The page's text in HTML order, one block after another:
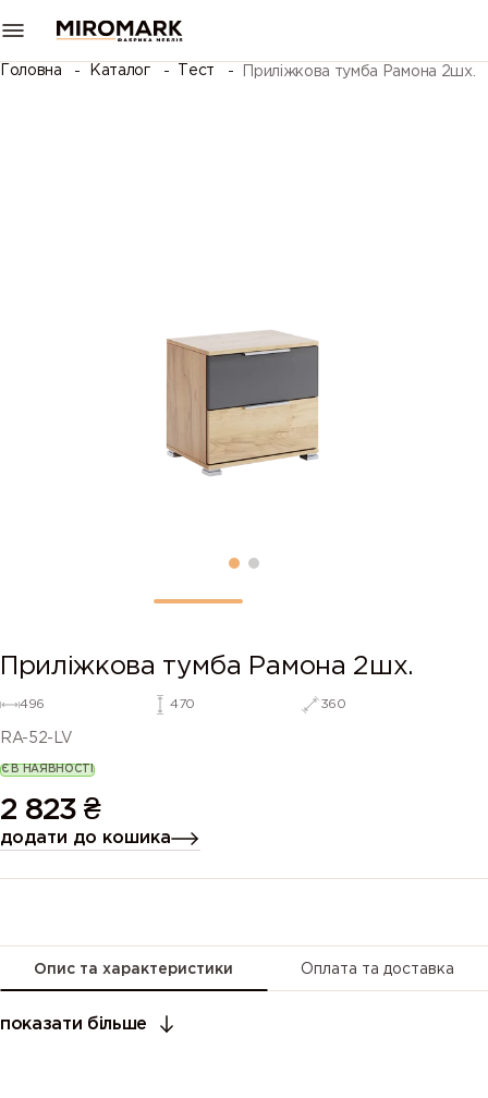
Головна Каталог Тест Приліжкова тумба Рамона 2шх.
Приліжкова тумба Рамона 2шх.
496 470 360
RA-52-LV
Є В НАЯВНОСТІ
2 823 ₴
додати до кошика
Опис та характеристики Оплата та доставка
показати більше